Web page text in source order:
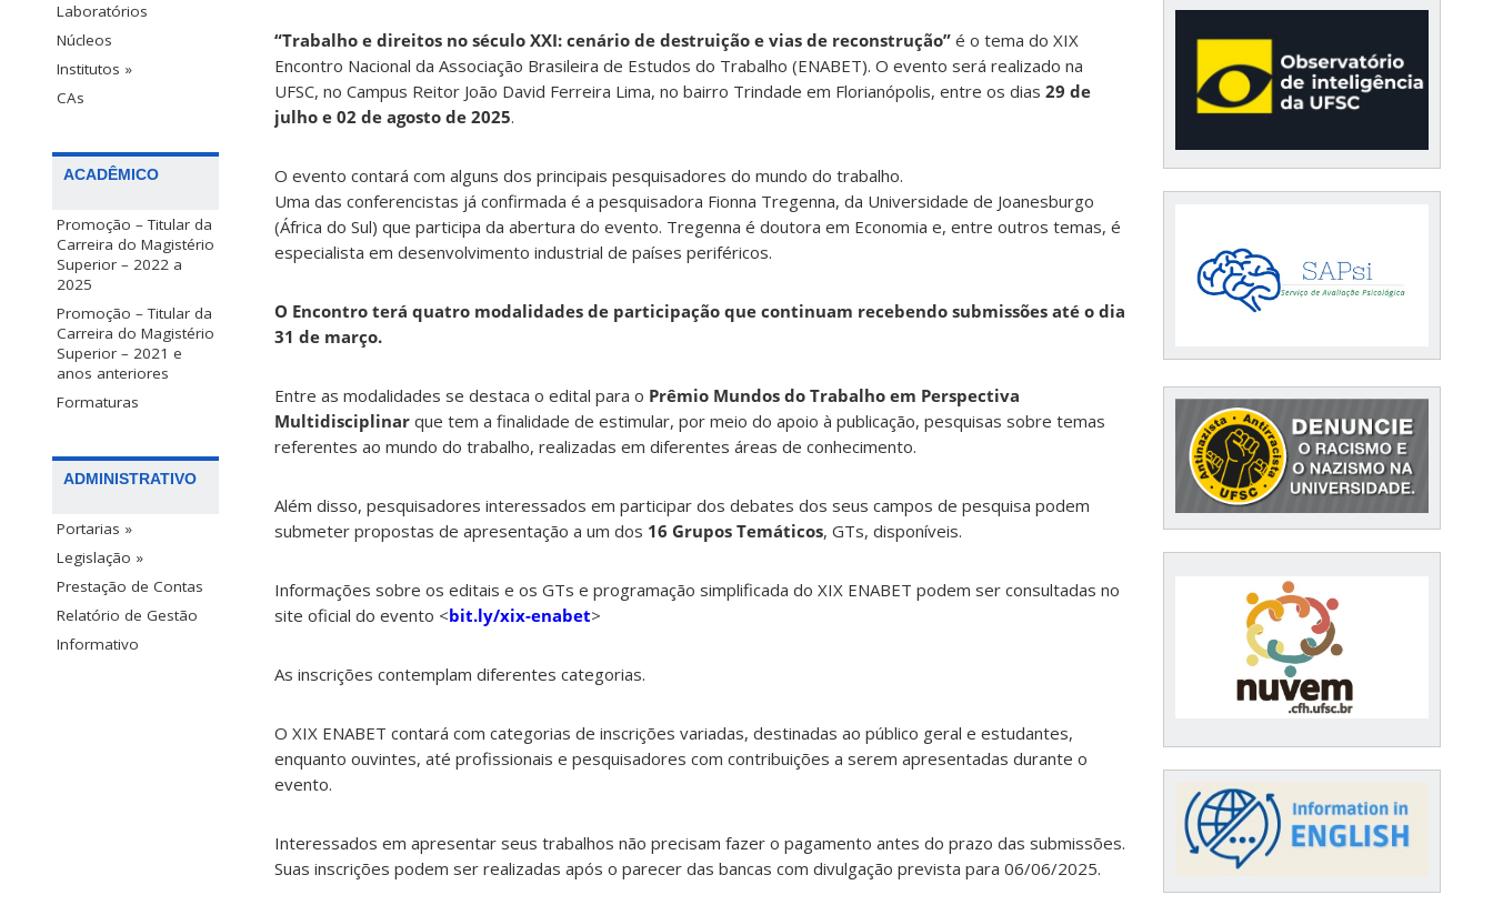
Laboratórios
Núcleos
Institutos »
CAs
ACADÊMICO
Promoção – Titular da
Carreira do Magistério
Superior – 2022 a
2025
Promoção – Titular da
Carreira do Magistério
Superior – 2021 e
anos anteriores
Formaturas
ADMINISTRATIVO
Portarias »
Legislação »
Prestação de Contas
Relatório de Gestão
Informativo
“Trabalho e direitos no século XXI: cenário de destruição e vias de reconstrução” é o tema do XIX
Encontro Nacional da Associação Brasileira de Estudos do Trabalho (ENABET). O evento será realizado na
UFSC, no Campus Reitor João David Ferreira Lima, no bairro Trindade em Florianópolis, entre os dias 29 de
julho e 02 de agosto de 2025.
O evento contará com alguns dos principais pesquisadores do mundo do trabalho.
Uma das conferencistas já confirmada é a pesquisadora Fionna Tregenna, da Universidade de Joanesburgo
(África do Sul) que participa da abertura do evento. Tregenna é doutora em Economia e, entre outros temas, é
especialista em desenvolvimento industrial de países periféricos.
O Encontro terá quatro modalidades de participação que continuam recebendo submissões até o dia
31 de março.
Entre as modalidades se destaca o edital para o Prêmio Mundos do Trabalho em Perspectiva
Multidisciplinar que tem a finalidade de estimular, por meio do apoio à publicação, pesquisas sobre temas
referentes ao mundo do trabalho, realizadas em diferentes áreas de conhecimento.
Além disso, pesquisadores interessados em participar dos debates dos seus campos de pesquisa podem
submeter propostas de apresentação a um dos 16 Grupos Temáticos, GTs, disponíveis.
Informações sobre os editais e os GTs e programação simplificada do XIX ENABET podem ser consultadas no
site oficial do evento <bit.ly/xix-enabet>
As inscrições contemplam diferentes categorias.
O XIX ENABET contará com categorias de inscrições variadas, destinadas ao público geral e estudantes,
enquanto ouvintes, até profissionais e pesquisadores com contribuições a serem apresentadas durante o
evento.
Interessados em apresentar seus trabalhos não precisam fazer o pagamento antes do prazo das submissões.
Suas inscrições podem ser realizadas após o parecer das bancas com divulgação prevista para 06/06/2025.